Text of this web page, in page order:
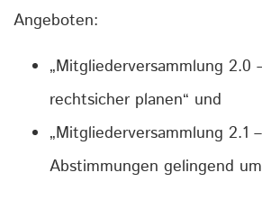
Angeboten:
„Mitgliederversammlung 2.0
rechtsicher planen“ und
„Mitgliederversammlung 2.1
Abstimmungen gelingend